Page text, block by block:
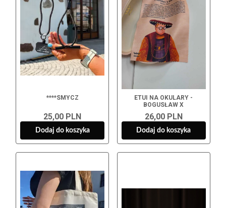
****SMYCZ
25,00 PLN
Dodaj do koszyka
ETUI NA OKULARY -
BOGUSŁAW X
26,00 PLN
Dodaj do koszyka